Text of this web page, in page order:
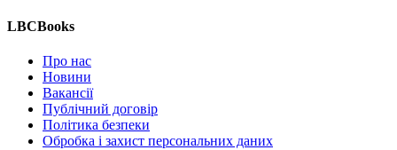
LBCBooks
Про нас
Новини
Вакансії
Публічний договір
Політика безпеки
Обробка і захист персональних даних